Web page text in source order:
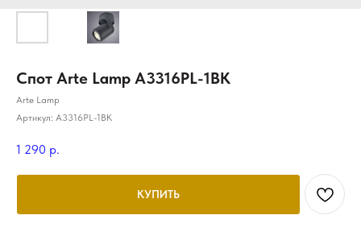
Спот Arte Lamp A3316PL-1BK
Arte Lamp
Артикул: A3316PL-1BK
1 290 р.
КУПИТЬ